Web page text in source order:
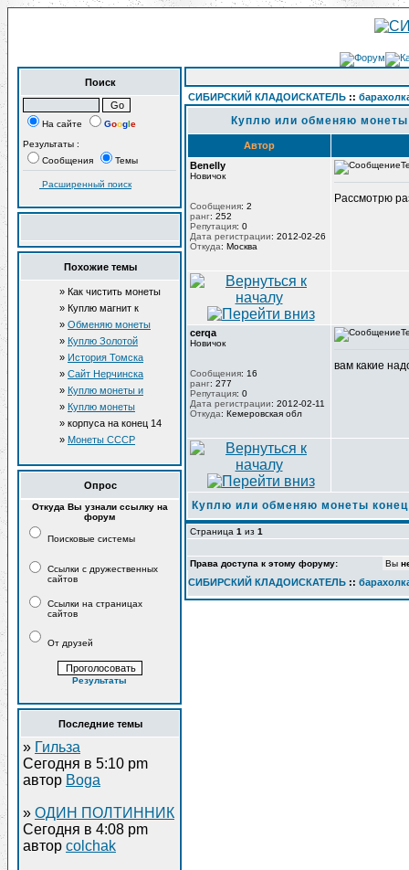
Поиск
На сайте Google
Результаты :
Сообщения
Темы
Расширенный поиск
Похожие темы
» Как чистить монеты
СССР(1961-1991)
» Куплю магнит к
двигателю Д6-Д8.
» Обменяю монеты
» Куплю Золотой
червонец
» История Томска
» Сайт Нерчинска
» Куплю монеты и
предметы старины
» Куплю монеты
» корпуса на конец 14
начало 15 веков
» Монеты СССР
Продаю
Опрос
Откуда Вы узнали ссылку на
форум
Поисковые системы
Ссылки с дружественных
сайтов
Ссылки на страницах
сайтов
От друзей
Результаты
Последние темы
» Гильза
Сегодня в 5:10 pm
автор Boga
» ОДИН ПОЛТИННИК
Сегодня в 4:08 pm
автор colchak
СИБИРСКИЙ КЛАДОИСКАТЕЛЬ ::
Куплю или обменяю монеты
Автор
Benelly
Новичок
Сообщения: 2
ранг: 252
Репутация: 0
Дата регистрации: 2012-02-26
Откуда: Москва
Рассмотрю
cerqa
Новичок
Сообщения: 16
ранг: 277
Репутация: 0
Дата регистрации: 2012-02-11
Откуда: Кемеровская обл
вам какие
Куплю или обменяю монеты конец
Страница 1 из 1
Права доступа к этому форуму: Вы
СИБИРСКИЙ КЛАДОИСКАТЕЛЬ ::